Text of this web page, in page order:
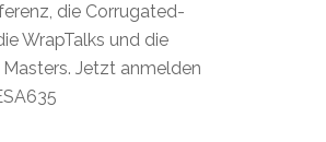
die Corrugated-
WrapTalks und die
Jetzt anmelden